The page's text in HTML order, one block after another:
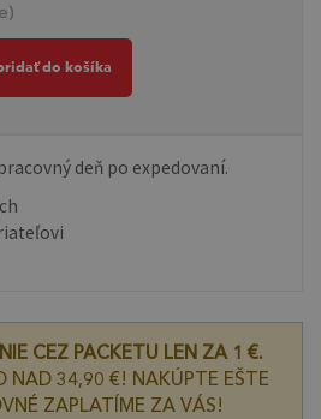
do košíka
deň po expedovaní.
CEZ PACKETU LEN ZA 1 €.
NAD 34,90 €! NAKÚPTE EŠTE
ZAPLATÍME ZA VÁS!